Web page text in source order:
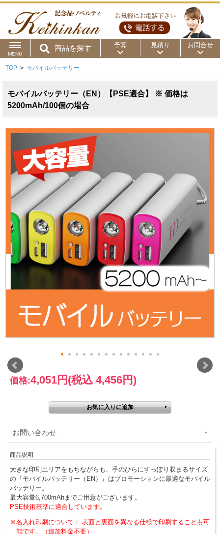
MENU
商品を探す 予算
用途から
商品カテゴリ
～300円 ～500円 ～1,000円
～15,000円
～50,000円 50,001円～
見積り お問合せ
TOP > モバイルバッテリー
モバイルバッテリー（EN）【PSE適合】 ※ 価格は
5200mAh/100個の場合
価格:4,051円 (税込 4,456円)
お問い合わせ
商品説明
大きな印刷エリアをもちながらも、手のひらにすっぽり収まるサイズ
の『モバイルバッテリー（EN）』はプロモーションに最適なモバイル
バッテリー。
最大容量6,700mAhまでご用意がございます。
PSE技術基準に適合しています。
※名入れ印刷について： 表面と裏面を異なる仕様で印刷することも可
能です。（追加料金不要）